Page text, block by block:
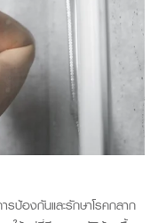
ป้องกันและรักษาโรคกลาก